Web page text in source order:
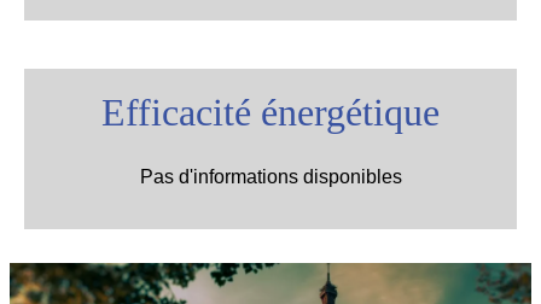
Efficacité énergétique
Pas d'informations disponibles